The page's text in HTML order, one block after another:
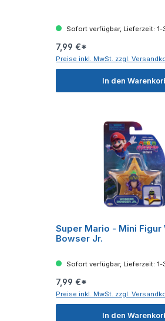
Sofort verfügbar, Lieferzeit: 1-
7,99 €*
Preise inkl. MwSt. zzgl.
In den
Super Mario - Mini Figur
Bowser Jr.
Sofort verfügbar, Lieferzeit: 1-
7,99 €*
Preise inkl. MwSt. zzgl.
In den